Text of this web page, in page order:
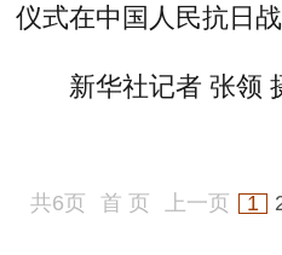
仪式在中国人民抗日
新华社记者 张领
共6页 首 页 上一页 1